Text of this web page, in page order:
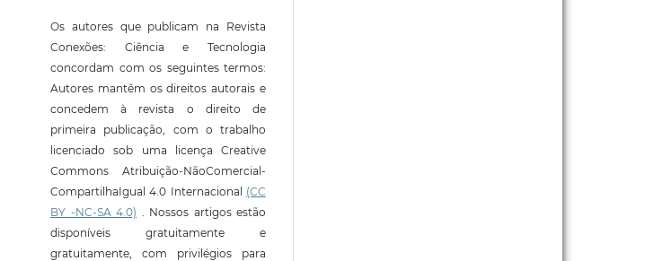
Os autores que publicam na Revista
Conexões: Ciência e Tecnologia
concordam com os seguintes termos:
Autores mantêm os direitos autorais e
concedem à revista o direito de
primeira publicação, com o trabalho
licenciado sob uma licença Creative
Commons Atribuição-NãoComercial-
CompartilhaIgual 4.0 Internacional (CC
BY -NC-SA 4.0) . Nossos artigos estão
disponíveis gratuitamente e
gratuitamente, com privilégios para